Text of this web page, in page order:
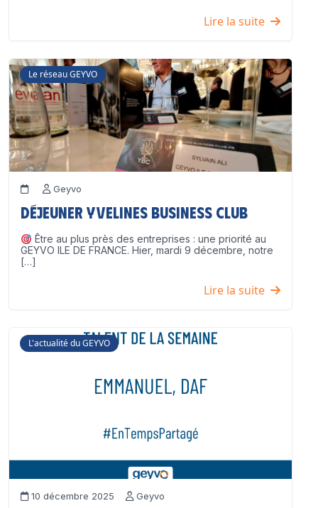
Lire la suite
Le réseau GEYVO
Geyvo
Déjeuner Yvelines Business Club
Être au plus près des entreprises : une priorité au
GEYVO ILE DE FRANCE. Hier, mardi 9 décembre, notre
[…]
Lire la suite
L'actualité du GEYVO
10 décembre 2025 Geyvo